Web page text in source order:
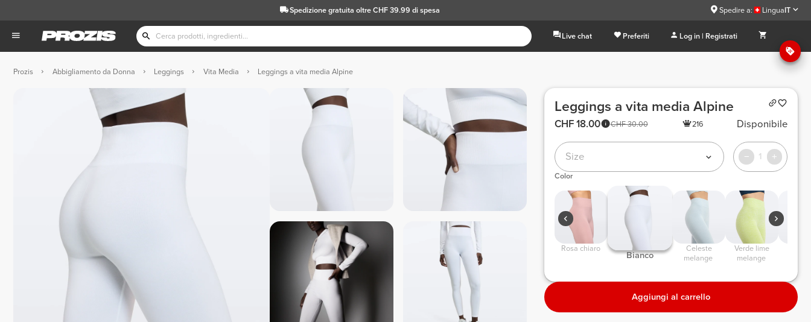
Spedizione gratuita oltre CHF 39.99 di spesa Spedire a: LinguaIT
Live chat Preferiti Log in | Registrati
Prozis Abbigliamento da Donna Leggings Vita Media Leggings a vita media Alpine
Leggings a vita media Alpine
CHF 30.00
CHF 18.00 216 Disponibile
Size 1
Color
Rosa chiaro
Bianco
melange
Verde lime
melange
Aggiungi al carrello